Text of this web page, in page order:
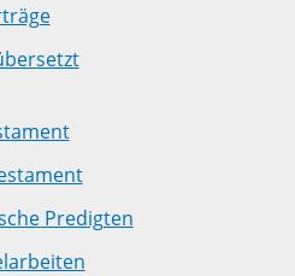
Predigten